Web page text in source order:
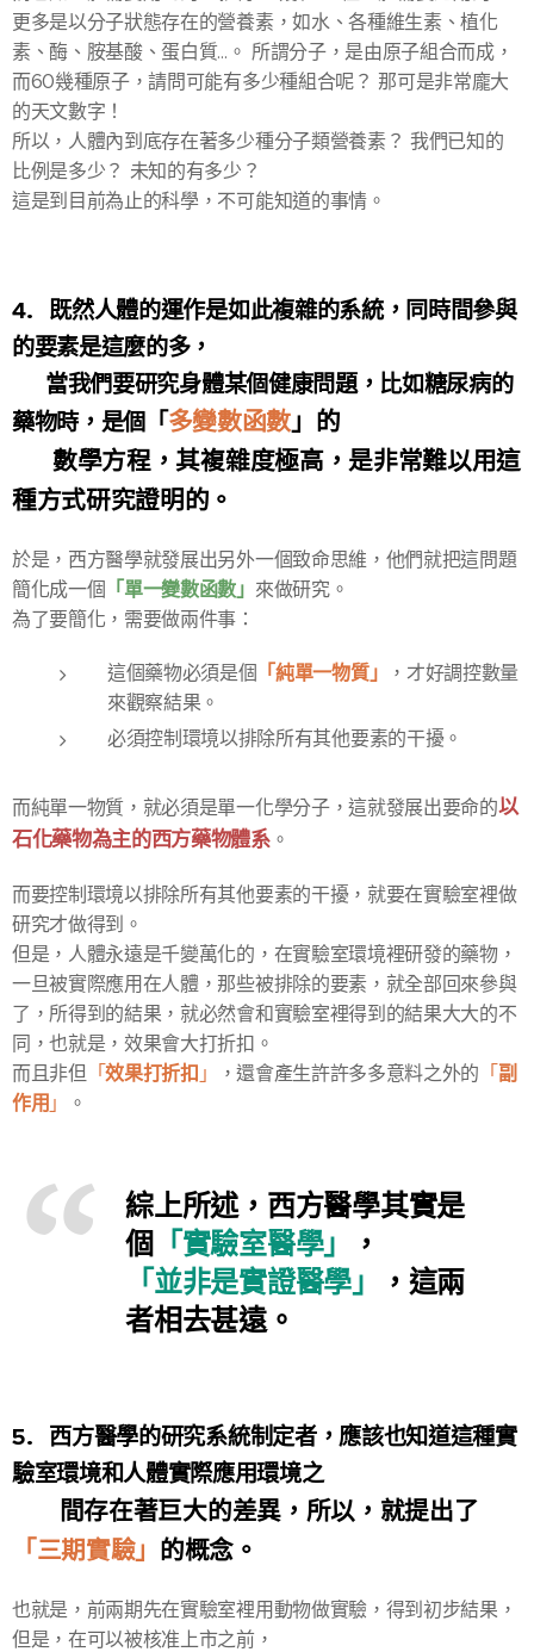
更多是以分子狀態存在的營養素，如水、各種維生素、植化
素、酶、胺基酸、蛋白質...。 所謂分子，是由原子組合而成，
而60幾種原子，請問可能有多少種組合呢？ 那可是非常龐大
的天文數字！
所以，人體內到底存在著多少種分子類營養素？ 我們已知的
比例是多少？ 未知的有多少？
這是到目前為止的科學，不可能知道的事情。
4. 既然人體的運作是如此複雜的系統，同時間參與
的要素是這麼的多，
當我們要研究身體某個健康問題，比如糖尿病的
藥物時，是個「多變數函數」的
數學方程，其複雜度極高，是非常難以用這
種方式研究證明的。
於是，西方醫學就發展出另外一個致命思維，他們就把這問題
簡化成一個 「單一變數函數」 來做研究。
為了要簡化，需要做兩件事：
這個藥物必須是個 「純單一物質」
，才好調控數量
來觀察結果。
必須控制環境以排除所有其他要素的干擾。
而純單一物質，就必須是單一化學分子，這就發展出要命的以
石化藥物為主的西方藥物體系。
而要控制環境以排除所有其他要素的干擾，就要在實驗室裡做
研究才做得到。
但是，人體永遠是千變萬化的，在實驗室環境裡研發的藥物，
一旦被實際應用在人體，那些被排除的要素，就全部回來參與
了，所得到的結果，就必然會和實驗室裡得到的結果大大的不
同，也就是，效果會大打折扣。
而且非但 「效果打折扣 」 ，還會產生許許多多意料之外的 「 副
作用 」 。
綜上所述，西方醫學其實是
個「實驗室醫學」
，
「並非是實證醫學」
，這兩
者相去甚遠。
5. 西方醫學的研究系統制定者，應該也知道這種實
驗室環境和人體實際應用環境之
間存在著巨大的差異，所以，就提出了
「三期實驗」 的概念。
也就是，前兩期先在實驗室裡用動物做實驗，得到初步結果，
但是，在可以被核准上市之前，